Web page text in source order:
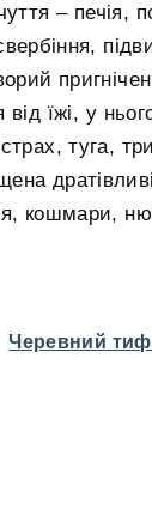
– печія,
від їжі, у
туга,
кошмари,
Черевний